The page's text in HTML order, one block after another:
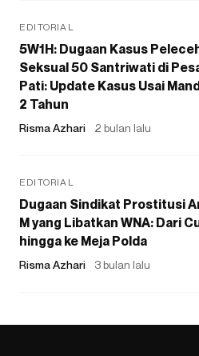
EDITORIAL
5W1H: Dugaan Kasus
Seksual 50 Santriwati di
Pati: Update Kasus Usai
2 Tahun
Risma Azhari 2 bulan lalu
EDITORIAL
Dugaan Sindikat Prostitusi
M yang Libatkan WNA: Dari
hingga ke Meja Polda
Risma Azhari 3 bulan lalu